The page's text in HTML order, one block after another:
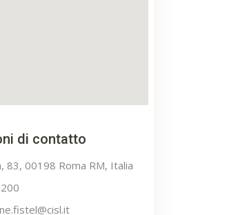
di contatto
83, 00198 Roma RM, Italia